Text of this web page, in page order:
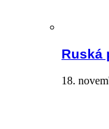
Ruská
18.